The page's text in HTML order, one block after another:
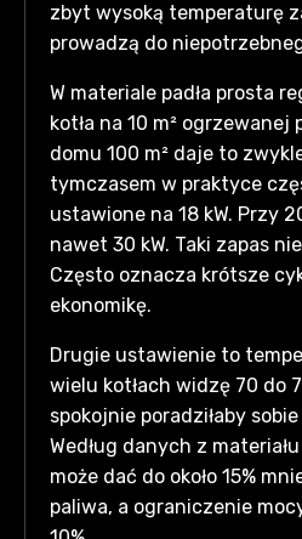
zbyt wysoką temperaturę
prowadzą do
W materiale padła prosta
kotła na 10 m² ogrzewanej
domu 100 m² daje to
tymczasem w praktyce
ustawione na 18 kW. Przy
nawet 30 kW. Taki zapas
Często oznacza krótsze
ekonomikę.
Drugie ustawienie to
wielu kotłach widzę 70 do
spokojnie poradziłaby
Według danych z
może dać do około 15%
paliwa, a ograniczenie